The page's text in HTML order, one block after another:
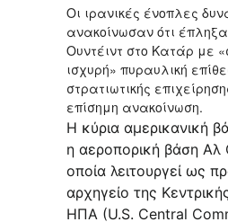
Οι ιρανικές ένοπλες
ανακοίνωσαν ότι
Ουντέιντ στο Κατάρ με
ισχυρή» πυραυλική
στρατιωτικής
επίσημη ανακοίνωση.
Η κύρια αμερικανική
η αεροπορική βάση Αλ
οποία λειτουργεί ως
αρχηγείο της
ΗΠΑ (U.S. Central